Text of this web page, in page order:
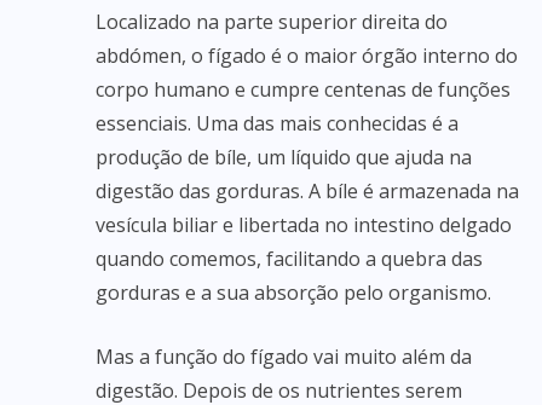
Localizado na parte superior direita do
abdómen, o fígado é o maior órgão interno do
corpo humano e cumpre centenas de funções
essenciais. Uma das mais conhecidas é a
produção de bíle, um líquido que ajuda na
digestão das gorduras. A bíle é armazenada na
vesícula biliar e libertada no intestino delgado
quando comemos, facilitando a quebra das
gorduras e a sua absorção pelo organismo.
Mas a função do fígado vai muito além da
digestão. Depois de os nutrientes serem